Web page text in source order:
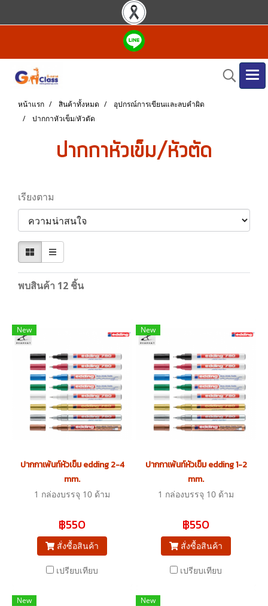
หน้าแรก สินค้าทั้งหมด
อุปกรณ์การเขียนและลบคำผิด
ปากกาหัวเข็ม/หัวตัด
ปากกาหัวเข็ม/หัวตัด
เรียงตาม
พบสินค้า 12 ชิ้น
New
ปากกาเพ้นท์หัวเข็ม edding 2-4
mm.
1 กล่องบรรจุ 10 ด้าม
฿550
สั่งซื้อสินค้า
เปรียบเทียบ
New
ปากกาเพ้นท์หัวเข็ม edding 1-2
mm.
1 กล่องบรรจุ 10 ด้าม
฿550
สั่งซื้อสินค้า
เปรียบเทียบ
New New